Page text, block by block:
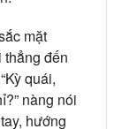
mặt
thẳng đến
quái,
nàng nói
hướng